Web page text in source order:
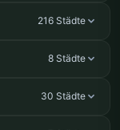
216 Städte
8 Städte
30 Städte